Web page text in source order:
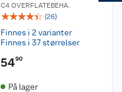
C4 OVERFLATEBEHA.
☆☆☆☆☆ (26)
Finnes i 2 varianter
Finnes i 37 størrelser
5490
På lager